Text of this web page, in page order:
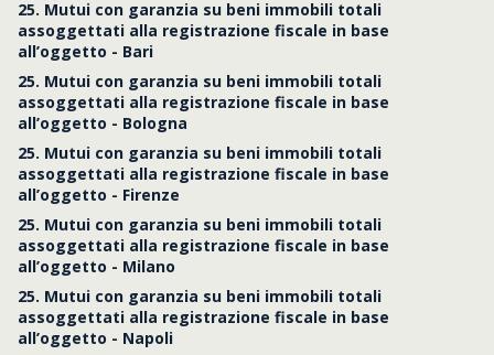
25. Mutui con garanzia su beni immobili totali
assoggettati alla registrazione fiscale in base
all’oggetto - Bari
25. Mutui con garanzia su beni immobili totali
assoggettati alla registrazione fiscale in base
all’oggetto - Bologna
25. Mutui con garanzia su beni immobili totali
assoggettati alla registrazione fiscale in base
all’oggetto - Firenze
25. Mutui con garanzia su beni immobili totali
assoggettati alla registrazione fiscale in base
all’oggetto - Milano
25. Mutui con garanzia su beni immobili totali
assoggettati alla registrazione fiscale in base
all’oggetto - Napoli